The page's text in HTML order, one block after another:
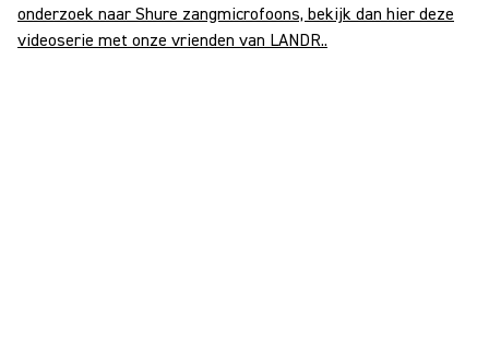
onderzoek naar Shure zangmicrofoons, bekijk dan hier deze
videoserie met onze vrienden van LANDR..